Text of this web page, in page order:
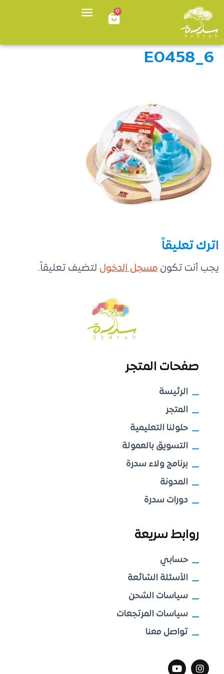
0
E0458_6
اترك تعليقاً
يجب أنت تكون مسجل الدخول لتضيف تعليقاً.
صفحات المتجر
الرئيسة
المتجر
حلولنا التعليمية
التسويق بالعمولة
برنامج ولاء سدرة
المدونة
دورات سدرة
روابط سريعة
حسابي
الأسئلة الشائعة
سياسات الشحن
سياسات المرتجعات
تواصل معنا